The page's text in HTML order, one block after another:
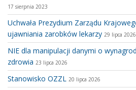
17 sierpnia 2023
Uchwała Prezydium Zarządu
ujawniania zarobków lekarzy 29 lipca 2026
NIE dla manipulacji danymi o
zdrowia 23 lipca 2026
Stanowisko OZZL 20 lipca 2026